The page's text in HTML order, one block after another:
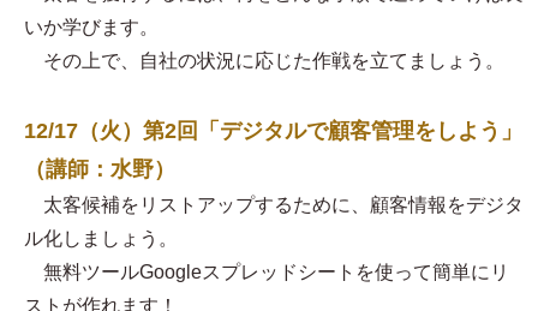
いか学びます。
その上で、自社の状況に応じた作戦を立てましょう。
12/17（火）第2回「デジタルで顧客管理をしよう」
（講師：水野）
太客候補をリストアップするために、顧客情報をデジタ
ル化しましょう。
無料ツールGoogleスプレッドシートを使って簡単にリ
ストが作れます！